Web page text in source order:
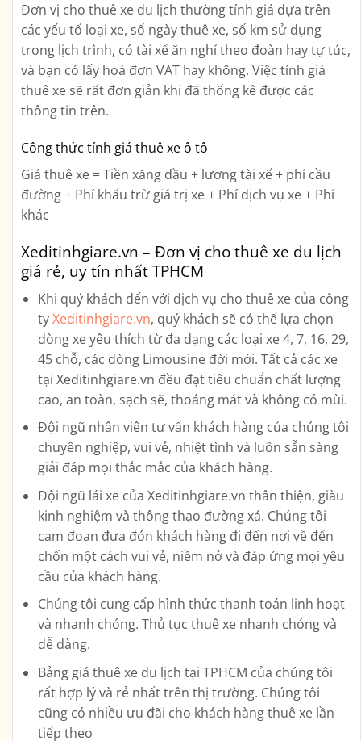
Đơn vị cho thuê xe du lịch thường tính giá dựa trên
các yếu tố loại xe, số ngày thuê xe, số km sử dụng
trong lịch trình, có tài xế ăn nghỉ theo đoàn hay tự túc,
và bạn có lấy hoá đơn VAT hay không. Việc tính giá
thuê xe sẽ rất đơn giản khi đã thống kê được các
thông tin trên.
Công thức tính giá thuê xe ô tô
Giá thuê xe = Tiền xăng dầu + lương tài xế + phí cầu
đường + Phí khấu trừ giá trị xe + Phí dịch vụ xe + Phí
khác
Xeditinhgiare.vn – Đơn vị cho thuê xe du lịch
giá rẻ, uy tín nhất TPHCM
Khi quý khách đến với dịch vụ cho thuê xe của công
tyXeditinhgiare.vn, quý khách sẽ có thể lựa chọn
dòng xe yêu thích từ đa dạng các loại xe4, 7, 16, 29,
45 chỗ, các dòng Limousine đời mới. Tất cả các xe
tại Xeditinhgiare.vn đều đạt tiêu chuẩn chất lượng
cao, an toàn, sạch sẽ, thoáng mát và không có mùi.
Đội ngũ nhân viên tư vấn khách hàng của chúng tôi
chuyên nghiệp, vui vẻ, nhiệt tình và luôn sẵn sàng
giải đáp mọi thắc mắc của khách hàng.
Đội ngũ lái xe của Xeditinhgiare.vn thân thiện, giàu
kinh nghiệm và thông thạo đường xá. Chúng tôi
cam đoan đưa đón khách hàng đi đến nơi về đến
chốn một cách vui vẻ, niềm nở và đáp ứng mọi yêu
cầu của khách hàng.
Chúng tôi cung cấp hình thức thanh toán linh hoạt
và nhanh chóng. Thủ tục thuê xe nhanh chóng và
dễ dàng.
Bảng giá thuê xe du lịch tại TPHCM của chúng tôi
rất hợp lý và rẻ nhất trên thị trường. Chúng tôi
cũng có nhiều ưu đãi cho khách hàng thuê xe lần
tiếp theo